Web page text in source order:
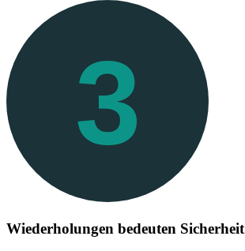
3
Wiederholungen bedeuten Sicherheit